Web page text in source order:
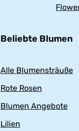
Beliebte Blumen
Alle Blumensträuße
Rote Rosen
Blumen Angebote
Lilien